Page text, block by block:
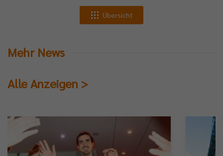
Übersicht
Mehr News
Alle Anzeigen >